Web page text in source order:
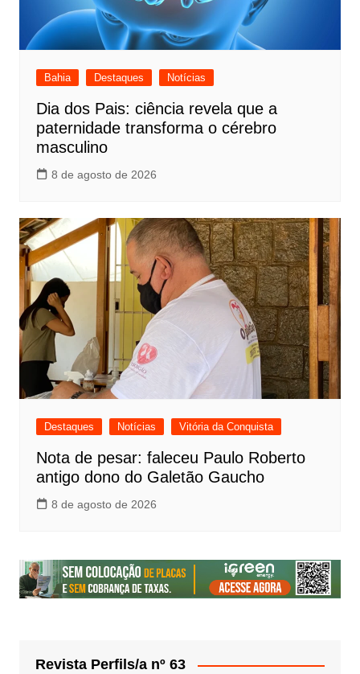
Bahia Destaques Notícias
Dia dos Pais: ciência revela que a
paternidade transforma o cérebro
masculino
8 de agosto de 2026
Destaques Notícias Vitória da Conquista
Nota de pesar: faleceu Paulo Roberto
antigo dono do Galetão Gaucho
8 de agosto de 2026
Revista Perfils/a nº 63